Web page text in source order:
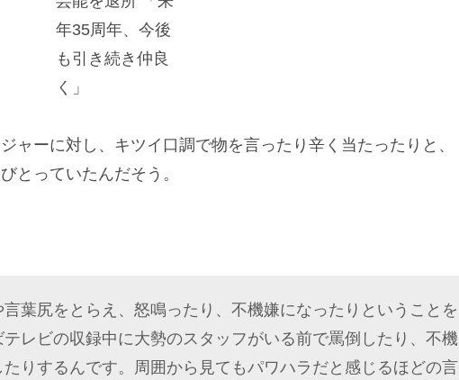
ャーに対し、キツイ口調で物を言ったり辛く当たったりと、
とっていたんだそう。
葉尻をとらえ、怒鳴ったり、不機嫌になったりということを
レビの収録中に大勢のスタッフがいる前で罵倒したり、不機
りするんです。周囲から見てもパワハラだと感じるほどの言